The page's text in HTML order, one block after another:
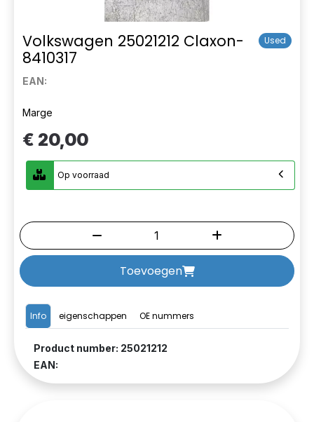
Volkswagen 25021212 Claxon-
8410317
Used
EAN:
Info eigenschappen OE nummers
Product number: 25021212
EAN:
Marge
€ 20,00
Op voorraad
Toevoegen